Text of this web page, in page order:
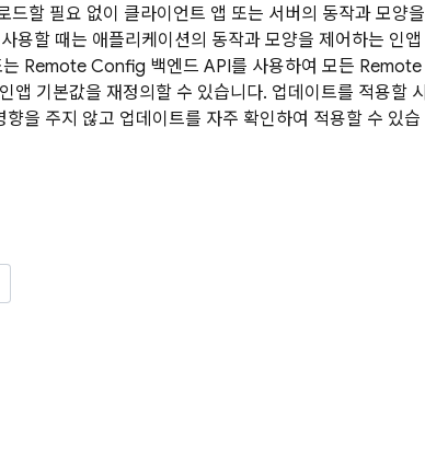
드할 필요 없이 클라이언트 앱 또는 서버의 동작과 모양을
용할 때는 애플리케이션의 동작과 모양을 제어하는 인앱
Remote Config 백엔드 API를 사용하여 모든 Remote
기본값을 재정의할 수 있습니다. 업데이트를 적용할 시
을 주지 않고 업데이트를 자주 확인하여 적용할 수 있습